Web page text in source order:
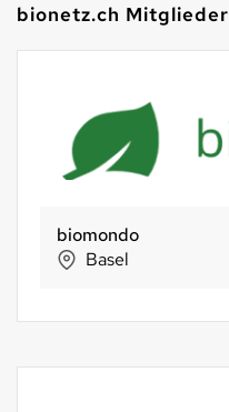
bionetz.ch Mitglieder
biomondo
Basel